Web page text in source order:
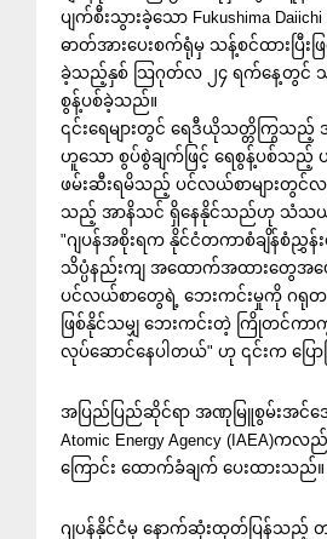
ပျက်စီးသွားခဲ့သော Fukushima
ဓာတ်အားပေးစက်ရုံမှ သန့်စင်ထားပြီးဖ
ခဲ့သည့်နှစ် သြဂုတ်လ ၂၄ ရက်နေ့တွင်
စွန့်ပစ်ခဲ့သည်။
၎င်းရေများတွင် ရေဒီယိုသတ္တိကြွသ
ဟူသော စွပ်စွဲချက်ဖြင့် ရေစွန့်ပစ်သ
ဖမ်းဆီးရမိသည့် ပင်လယ်စာများတွင်
သည့် အာနိသင် ရှိနေနိုင်သည်ဟု သံသ
"ဂျပန်အစိုးရက နိုင်ငံတကာစံချိန်စံညွှ
သိပ္ပံနည်းကျ အထောက်အထားတွေအပေါ်
ပင်လယ်စာတွေရဲ့ ဘေးကင်းမှုကို ဂရုတစိုက်
ဖြစ်နိုင်သမျှ ဘေးကင်းတဲ့ ကြိုတင်
လုပ်ဆောင်နေပါတယ်" ဟု ၎င်းက ပြော
အပြည်ပြည်ဆိုင်ရာ အဏုမြူစွမ်းအင်အေဂ
Atomic Energy Agency (IAEA)ကလ
ကြောင်း ထောက်ခံချက် ပေးထားသည်။
ဂျပန်နိုင်ငံမှ နောက်ဆုံးထုတ်ပြန်သည့် တ